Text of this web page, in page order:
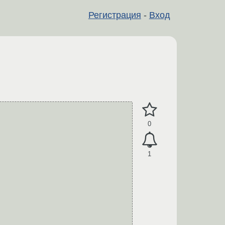
Регистрация - Вход
0
1